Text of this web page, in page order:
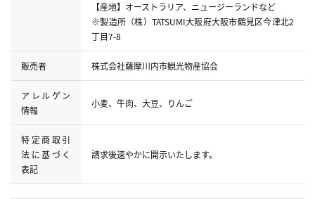
【産地】オーストラリア、ニュージーランドなど
※製造所（株）TATSUMI大阪府大阪市鶴見区今津北2
丁目7-8
販売者 株式会社薩摩川内市観光物産協会
アレルゲン
情報
小麦、牛肉、大豆、りんご
特定商取引
法に基づく
表記
請求後速やかに開示いたします。